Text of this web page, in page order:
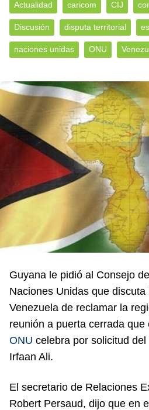
Actualidad caricom CIJ
Discusión disputa territorial
naciones unidas ONU
Guyana le pidió al Consejo
Naciones Unidas que
Venezuela de reclamar la
reunión a puerta cerrada
ONU celebra por solicitud
Irfaan Ali.
El secretario de Relaciones
Robert Persaud, dijo que en